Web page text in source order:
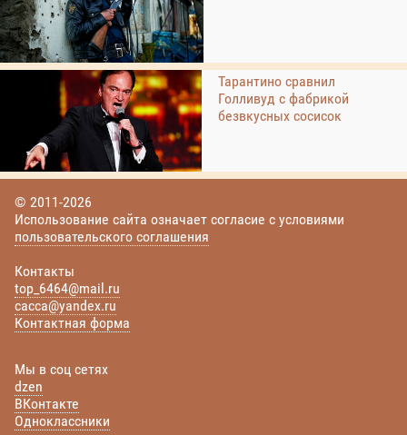
Тарантино сравнил
Голливуд с фабрикой
безвкусных сосисок
© 2011-2026
Использование сайта означает согласие с условиями
пользовательского соглашения
Контакты
top_6464@mail.ru
cacca@yandex.ru
Контактная форма
Мы в соц сетях
dzen
ВКонтакте
Одноклассники